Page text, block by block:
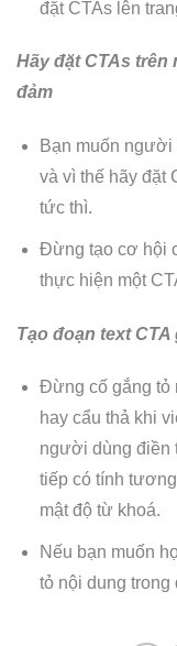
đặt CTAs lên
Hãy đặt CTAs
đảm
Bạn muốn
và vì thế hãy đặt
tức thì.
Đừng tạo cơ hội
thực hiện một
Tạo đoạn text
Đừng cố gắng tỏ
hay cẩu thả khi
người dùng điền
tiếp có tính
mật độ từ khoá.
Nếu bạn muốn
tỏ nội dung trong